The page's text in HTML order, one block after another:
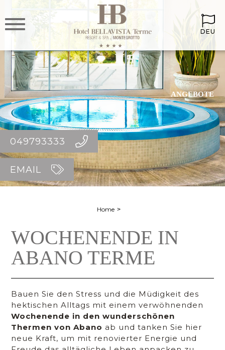
ANGEBOTE
DEU
049793333
EMAIL
Home
WOCHENENDE IN
ABANO TERME
Bauen Sie den Stress und die Müdigkeit des
hektischen Alltags mit einem verwöhnenden
Wochenende in den wunderschönen
Thermen von Abano ab und tanken Sie hier
neue Kraft, um mit renovierter Energie und